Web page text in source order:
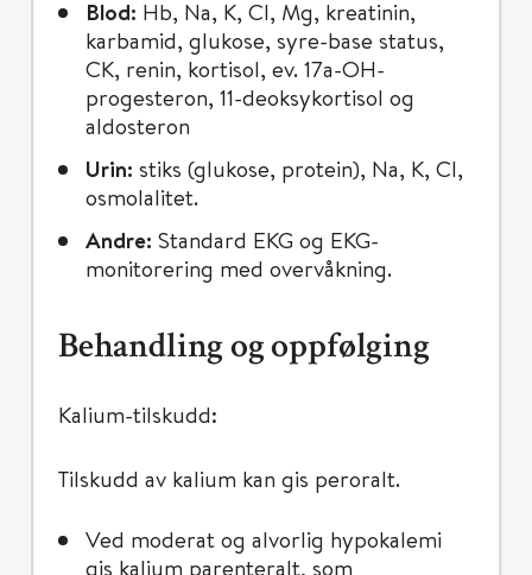
Blod: Hb, Na, K, Cl, Mg, kreatinin,
karbamid, glukose, syre-base status,
CK, renin, kortisol, ev. 17a-OH-
progesteron, 11-deoksykortisol og
aldosteron
Urin: stiks (glukose, protein), Na, K, Cl,
osmolalitet.
Andre: Standard EKG og EKG-
monitorering med overvåkning.
Behandling og oppfølging
Kalium-tilskudd:
Tilskudd av kalium kan gis peroralt.
Ved moderat og alvorlig hypokalemi
gis kalium parenteralt, som